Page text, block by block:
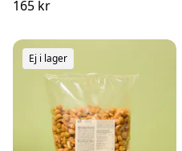
165 kr
Ej i lager